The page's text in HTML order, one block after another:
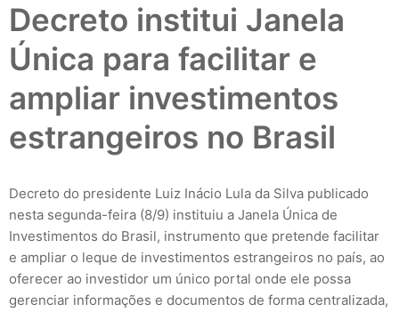
Decreto institui Janela
Única para facilitar e
ampliar investimentos
estrangeiros no Brasil
Decreto do presidente Luiz Inácio Lula da Silva publicado
nesta segunda-feira (8/9) instituiu a Janela Única de
Investimentos do Brasil, instrumento que pretende facilitar
e ampliar o leque de investimentos estrangeiros no país, ao
oferecer ao investidor um único portal onde ele possa
gerenciar informações e documentos de forma centralizada,